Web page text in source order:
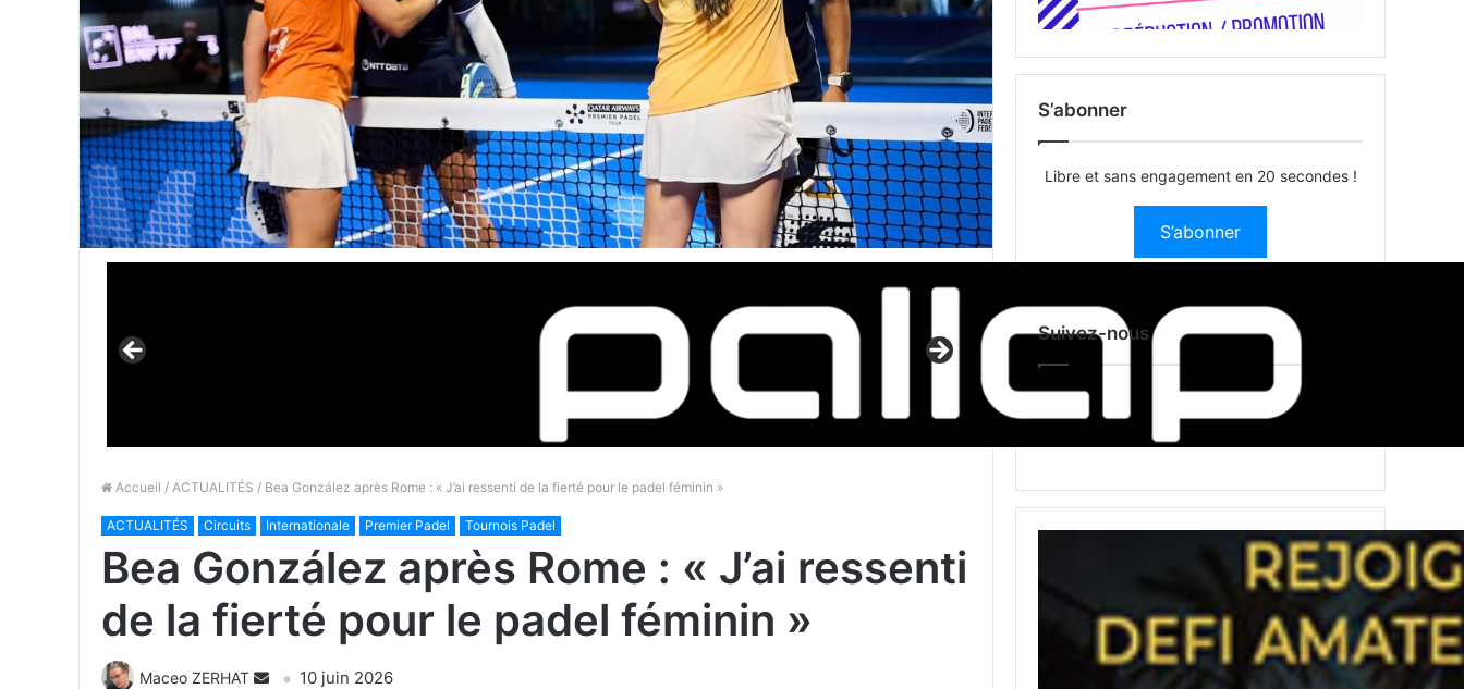
Accueil / ACTUALITÉS / Bea González après Rome : « J’ai ressenti de la fierté pour le padel féminin »
ACTUALITÉS Circuits Internationale Premier Padel Tournois Padel
Bea González après Rome : « J’ai ressenti
de la fierté pour le padel féminin »
Maceo ZERHAT 10 juin 2026
S’abonner
Libre et sans engagement en 20 secondes !
S’abonner
Suivez-nous